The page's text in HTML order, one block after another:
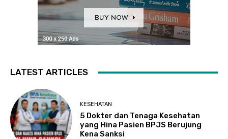
LATEST ARTICLES
KESEHATAN
5 Dokter dan Tenaga Kesehatan
yang Hina Pasien BPJS Berujung
Kena Sanksi